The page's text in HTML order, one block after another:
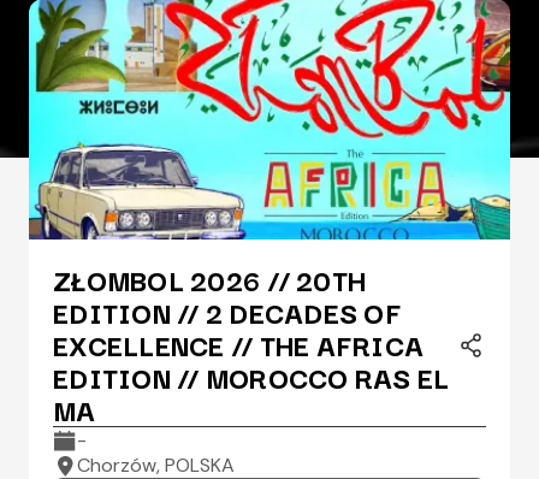
ZŁOMBOL 2026 // 20TH
EDITION // 2 DECADES OF
EXCELLENCE // THE AFRICA
EDITION // MOROCCO RAS EL
MA
-
Chorzów, POLSKA